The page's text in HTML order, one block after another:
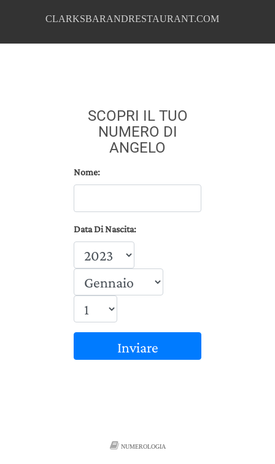
CLARKSBARANDRESTAURANT.COM
SCOPRI IL TUO
NUMERO DI
ANGELO
Nome:
Data Di Nascita:
Inviare
NUMEROLOGIA